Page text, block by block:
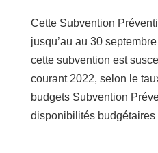
Cette Subvention
jusqu’au au 30
cette subvention est
courant 2022, selon le
budgets Subvention
disponibilités budgétaires